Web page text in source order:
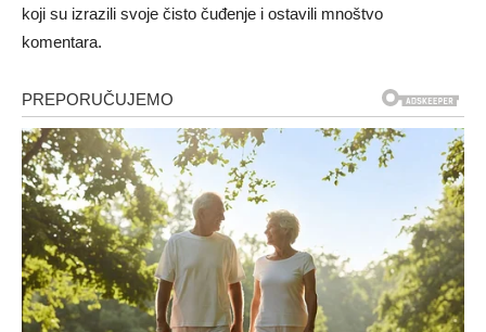
koji su izrazili svoje čisto čuđenje i ostavili mnoštvo
komentara.